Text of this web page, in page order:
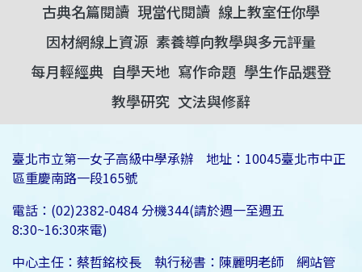
古典名篇閱讀 現當代閱讀 線上教室任你學
因材網線上資源 素養導向教學與多元評量
每月輕經典 自學天地 寫作命題 學生作品選登
教學研究 文法與修辭
臺北市立第一女子高級中學承辦 地址：10045臺北市中正
區重慶南路一段165號
電話：(02)2382-0484 分機344(請於週一至週五
8:30~16:30來電)
中心主任：蔡哲銘校長 執行秘書：陳麗明老師 網站管